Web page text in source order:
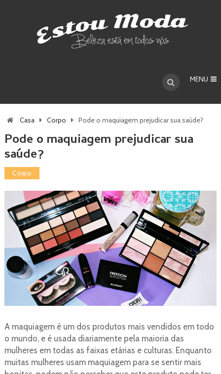
MENU
Casa Corpo Pode o maquiagem prejudicar sua saúde?
Pode o maquiagem prejudicar sua
saúde?
Corpo
A maquiagem é um dos produtos mais vendidos em todo
o mundo, e é usada diariamente pela maioria das
mulheres em todas as faixas etárias e culturas. Enquanto
muitas mulheres usam maquiagem para se sentir mais